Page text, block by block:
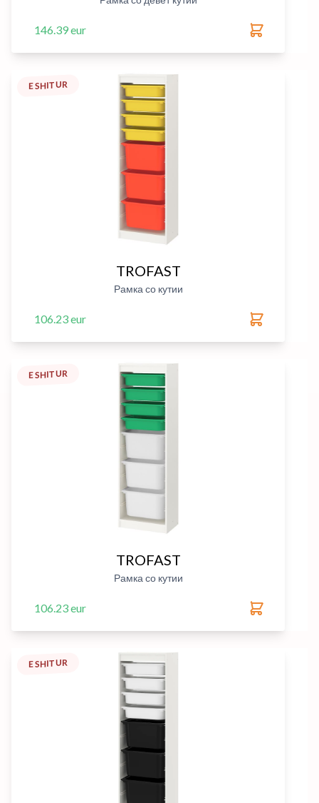
146.39 eur
E SHITUR
TROFAST
Рамка со кутии
106.23 eur
E SHITUR
TROFAST
Рамка со кутии
106.23 eur
E SHITUR